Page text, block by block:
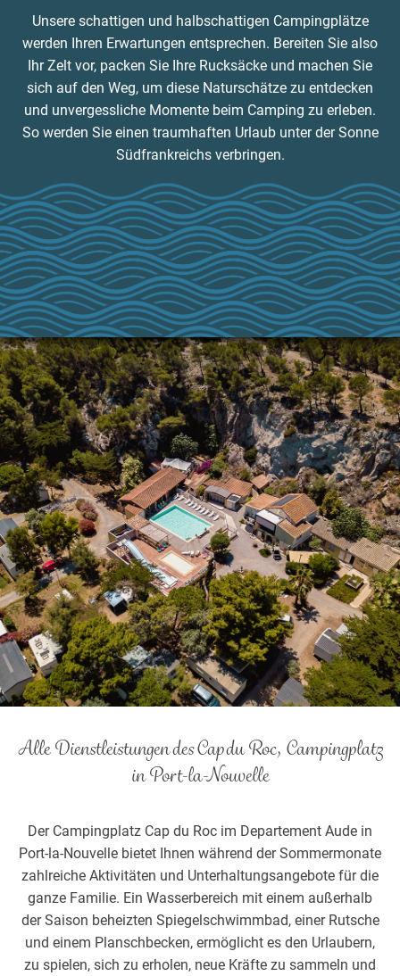
Unsere schattigen und halbschattigen Campingplätze
werden Ihren Erwartungen entsprechen. Bereiten Sie also
Ihr Zelt vor, packen Sie Ihre Rucksäcke und machen Sie
sich auf den Weg, um diese Naturschätze zu entdecken
und unvergessliche Momente beim Camping zu erleben.
So werden Sie einen traumhaften Urlaub unter der Sonne
Südfrankreichs verbringen.
Alle Dienstleistungen des Cap du Roc, Campingplatz
in Port-la-Nouvelle
Der Campingplatz Cap du Roc im Departement Aude in
Port-la-Nouvelle bietet Ihnen während der Sommermonate
zahlreiche Aktivitäten und Unterhaltungsangebote für die
ganze Familie. Ein Wasserbereich mit einem außerhalb
der Saison beheizten Spiegelschwimmbad, einer Rutsche
und einem Planschbecken, ermöglicht es den Urlaubern,
zu spielen, sich zu erholen, neue Kräfte zu sammeln und